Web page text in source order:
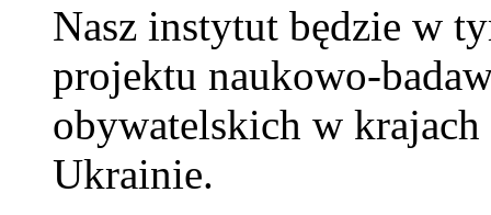
Nasz instytut będzie w
projektu naukowo-
obywatelskich w
Ukrainie.